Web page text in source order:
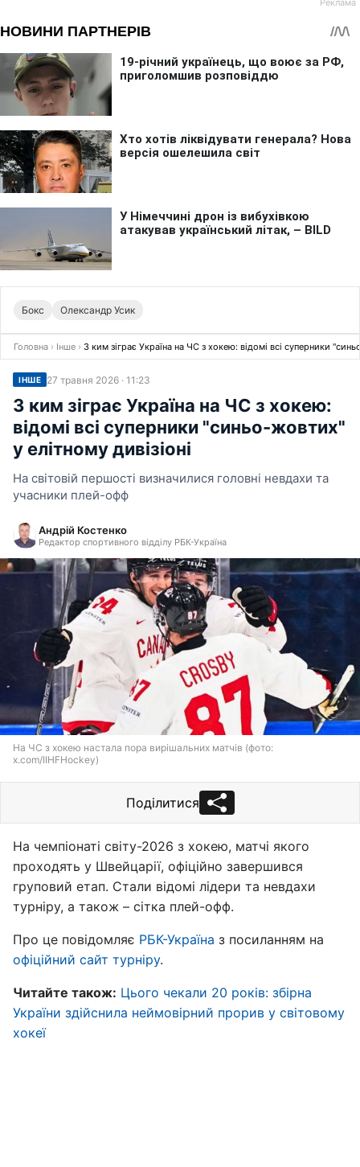
Бокс Олександр Усик
Головна › Інше › З ким зіграє Україна на ЧС з хокею: відомі всі суперники
ІНШЕ 27 травня 2026 · 11:23
З ким зіграє Україна на ЧС з хокею:
відомі всі суперники "синьо-жовтих"
у елітному дивізіоні
На світовій першості визначилися головні невдахи та
учасники плей-офф
Андрій Костенко
Редактор спортивного відділу РБК-Україна
На ЧС з хокею настала пора вирішальних матчів (фото:
x.com/IIHFHockey)
Поділитися
На чемпіонаті світу-2026 з хокею, матчі якого
проходять у Швейцарії, офіційно завершився
груповий етап. Стали відомі лідери та невдахи
турніру, а також – сітка плей-офф.
Про це повідомляє РБК-Україна з посиланням на
офіційний сайт турніру.
Читайте також: Цього чекали 20 років: збірна
України здійснила неймовірний прорив у світовому
хокеї